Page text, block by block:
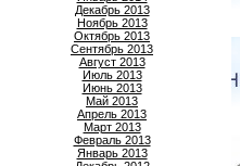
Декабрь 2013
Ноябрь 2013
Октябрь 2013
Сентябрь 2013
Август 2013
Июль 2013
Июнь 2013
Май 2013
Апрель 2013
Март 2013
Февраль 2013
Январь 2013